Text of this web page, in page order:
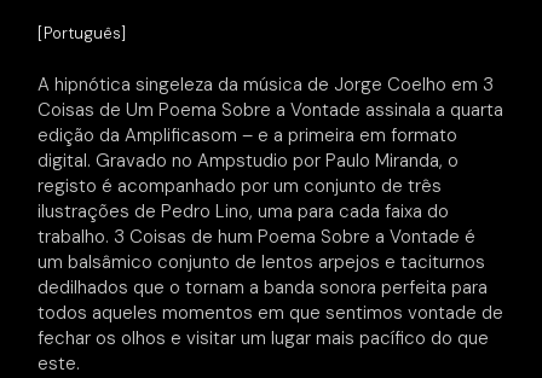
[Português]
A hipnótica singeleza da música de Jorge Coelho em 3
Coisas de Um Poema Sobre a Vontade assinala a quarta
edição da Amplificasom – e a primeira em formato
digital. Gravado no Ampstudio por Paulo Miranda, o
registo é acompanhado por um conjunto de três
ilustrações de Pedro Lino, uma para cada faixa do
trabalho. 3 Coisas de hum Poema Sobre a Vontade é
um balsâmico conjunto de lentos arpejos e taciturnos
dedilhados que o tornam a banda sonora perfeita para
todos aqueles momentos em que sentimos vontade de
fechar os olhos e visitar um lugar mais pacífico do que
este.